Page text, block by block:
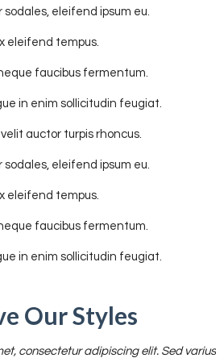
sodales, eleifend ipsum eu.
eleifend tempus.
faucibus fermentum.
in enim sollicitudin feugiat.
auctor turpis rhoncus.
sodales, eleifend ipsum eu.
eleifend tempus.
faucibus fermentum.
in enim sollicitudin feugiat.
Our Styles
consectetur adipiscing elit. Sed varius